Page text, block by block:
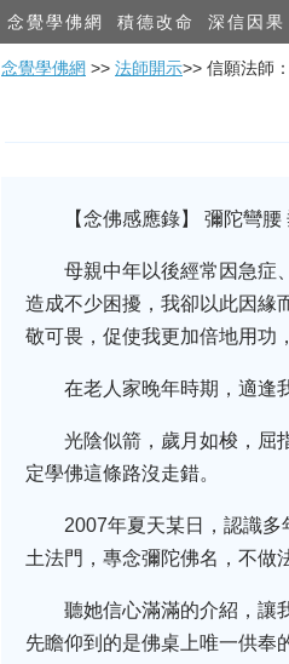
念覺學佛網 積德改命 深信因果
念覺學佛網 >> 法師開示>> 信願法師
【念佛感應錄】 彌陀彎
母親中年以後經常因急症
造成不少困擾，我卻以此因緣
敬可畏，促使我更加倍地用功
在老人家晚年時期，適逢
光陰似箭，歲月如梭，屈
定學佛這條路沒走錯。
2007年夏天某日，認識
土法門，專念彌陀佛名，不做
聽她信心滿滿的介紹，讓
先瞻仰到的是佛桌上唯一供